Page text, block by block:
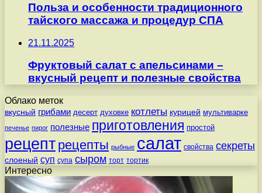
Польза и особенности традиционного
тайского массажа и процедур СПА
21.11.2025
Фруктовый салат с апельсинами –
вкусный рецепт и полезные свойства
Облако меток
вкусный грибами десерт духовке котлеты курицей мультиварке
печенье пирог полезные приготовления простой
рецепт рецепты рыбные салат свойства секреты
слоеный суп супа сыром торт тортик
Интересно